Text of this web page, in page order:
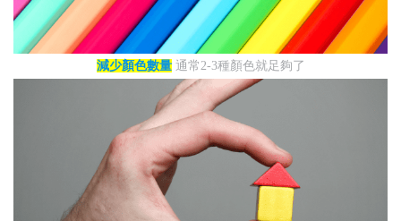
減少顏色數量通常2-3種顏色就足夠了